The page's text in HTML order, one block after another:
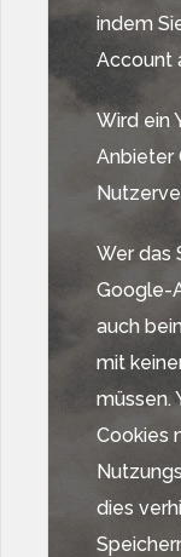
indem
Account
Wird ein
Anbieter
Wer das
Google-
auch
mit
müssen.
Cookies
dies